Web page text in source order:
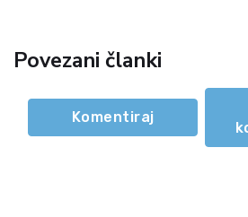
Povezani članki
Komentiraj